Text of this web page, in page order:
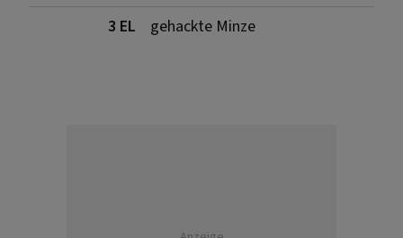
3 EL gehackte Minze